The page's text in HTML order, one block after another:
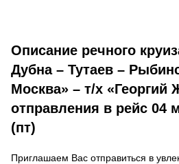
Описание речного
Дубна – Тутаев –
Москва» – т/х «Георгий
отправления в рейс 04
(пт)
Приглашаем Вас отправиться в